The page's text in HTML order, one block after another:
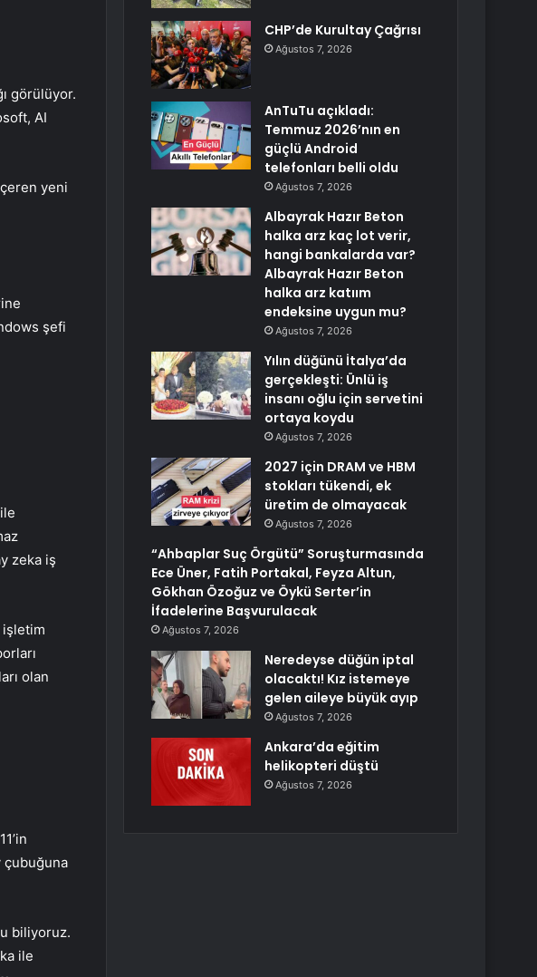
görülüyor.
AI
yeni
şefi
zeka iş
işletim
olan
çubuğuna
biliyoruz.
ile
CHP’de Kurultay Çağrısı
Ağustos 7, 2026
AnTuTu açıkladı:
Temmuz 2026’nın en
güçlü Android
telefonları belli oldu
Ağustos 7, 2026
Albayrak Hazır Beton
halka arz kaç lot verir,
hangi bankalarda var?
Albayrak Hazır Beton
halka arz katıım
endeksine uygun mu?
Ağustos 7, 2026
Yılın düğünü İtalya’da
gerçekleşti: Ünlü iş
insanı oğlu için servetini
ortaya koydu
Ağustos 7, 2026
2027 için DRAM ve HBM
stokları tükendi, ek
üretim de olmayacak
Ağustos 7, 2026
“Ahbaplar Suç Örgütü” Soruşturmasında
Ece Üner, Fatih Portakal, Feyza Altun,
Gökhan Özoğuz ve Öykü Serter’in
İfadelerine Başvurulacak
Ağustos 7, 2026
Neredeyse düğün iptal
olacaktı! Kız istemeye
gelen aileye büyük ayıp
Ağustos 7, 2026
Ankara’da eğitim
helikopteri düştü
Ağustos 7, 2026